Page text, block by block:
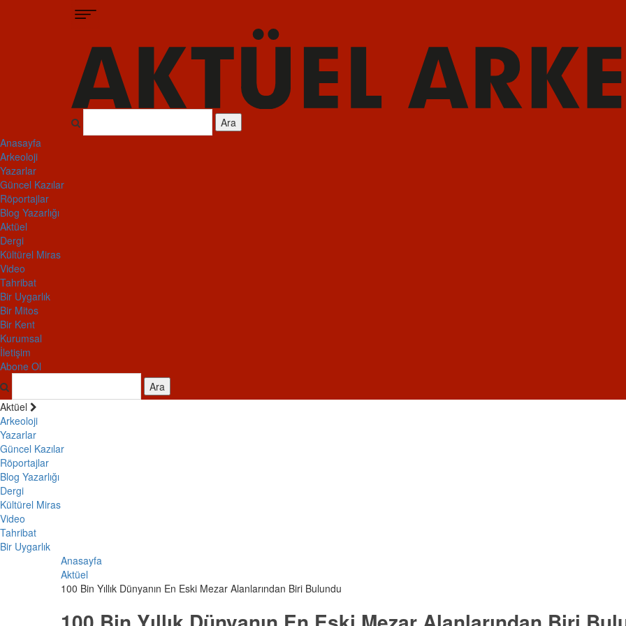
Ara
Anasayfa
Arkeoloji
Yazarlar
Güncel Kazılar
Röportajlar
Blog Yazarlığı
Aktüel
Dergi
Kültürel Miras
Video
Tahribat
Bir Uygarlık
Bir Mitos
Bir Kent
Kurumsal
İletişim
Abone Ol
Ara
Aktüel
Arkeoloji
Yazarlar
Güncel Kazılar
Röportajlar
Blog Yazarlığı
Dergi
Kültürel Miras
Video
Tahribat
Bir Uygarlık
Anasayfa
Aktüel
100 Bin Yıllık Dünyanın En Eski Mezar Alanlarından Biri Bulundu